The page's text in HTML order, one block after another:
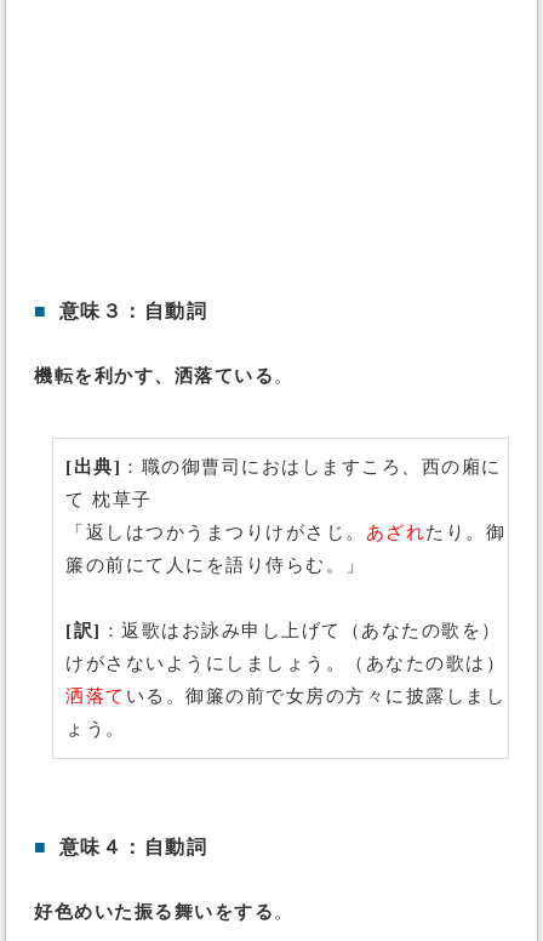
■ 意味３：自動詞
機転を利かす、洒落ている 。
[出典] ：職の御曹司におはしますころ、西の廂に
て 枕草子
「返しはつかうまつりけがさじ。 あざれたり。御
簾の前にて人にを語り侍らむ。」
[訳] ：返歌はお詠み申し上げて（あなたの歌を）
けがさないようにしましょう。（あなたの歌は）
洒落て いる。御簾の前で女房の方々に披露しまし
ょう。
■ 意味４：自動詞
好色めいた振る舞いをする 。